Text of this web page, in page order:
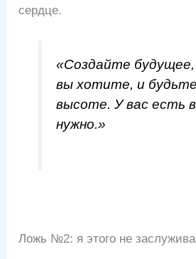
сердце.
«Создайте
вы хотите, и
высоте. У вас есть
нужно.»
Ложь №2: я этого не